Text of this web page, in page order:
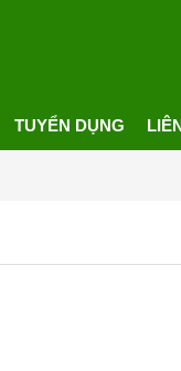
TUYỂN DỤNG